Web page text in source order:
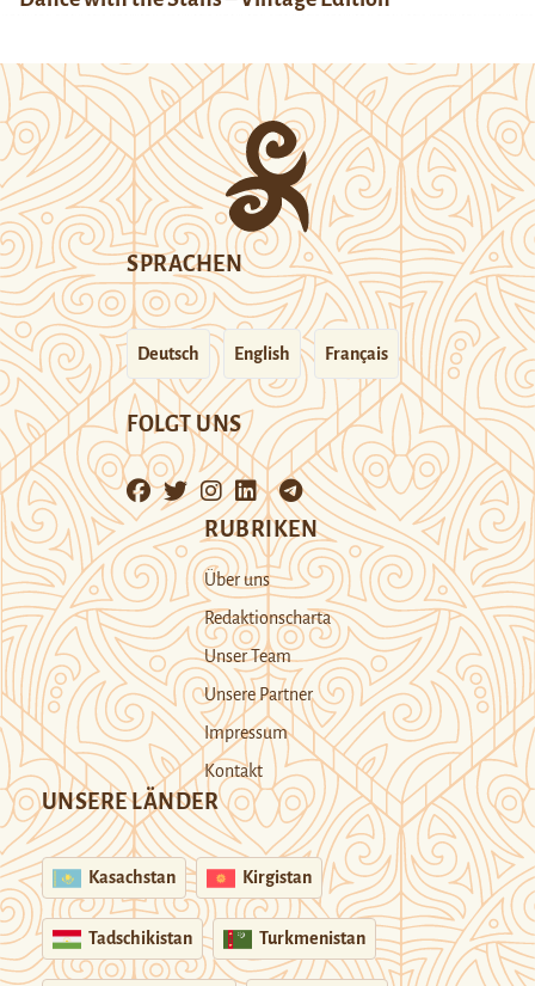
SPRACHEN
Deutsch English Français
FOLGT UNS
RUBRIKEN
Über uns
Redaktionscharta
Unser Team
Unsere Partner
Impressum
Kontakt
UNSERE LÄNDER
Kasachstan Kirgistan
Tadschikistan Turkmenistan